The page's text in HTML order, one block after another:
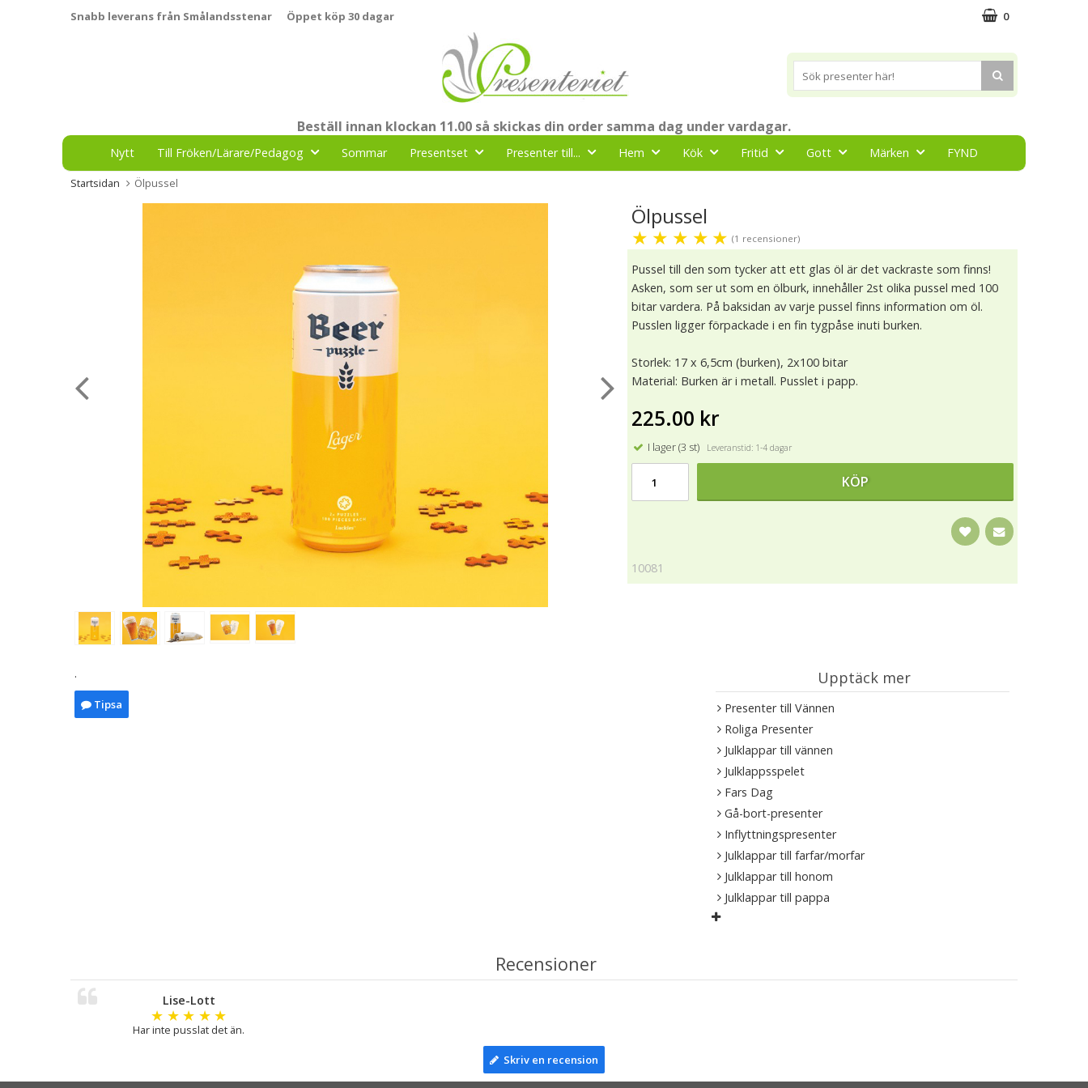
Snabb leverans från Smålandsstenar Öppet köp 30 dagar 0
Beställ innan klockan 11.00 så skickas din order samma dag under vardagar.
Nytt Till Fröken/Lärare/Pedagog Sommar Presentset Presenter till... Hem Kök Fritid Gott Märken FYND
Startsidan Ölpussel
Ölpussel
★ ★ ★ ★ ★ (1 recensioner)
Pussel till den som tycker att ett glas öl är det vackraste som finns!
Asken, som ser ut som en ölburk, innehåller 2st olika pussel med 100
bitar vardera. På baksidan av varje pussel finns information om öl.
Pusslen ligger förpackade i en fin tygpåse inuti burken.
Storlek: 17 x 6,5cm (burken), 2x100 bitar
Material: Burken är i metall. Pusslet i papp.
225.00 kr
I lager (3 st) Leveranstid: 1-4 dagar
KÖP
10081
.
Tipsa
Upptäck mer
Presenter till Vännen
Roliga Presenter
Julklappar till vännen
Julklappsspelet
Fars Dag
Gå-bort-presenter
Inflyttningspresenter
Julklappar till farfar/morfar
Julklappar till honom
Julklappar till pappa
Recensioner
Lise-Lott
★ ★ ★ ★ ★
Har inte pusslat det än.
Skriv en recension